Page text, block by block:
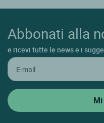
Abbonati alla
e ricevi tutte le news e i